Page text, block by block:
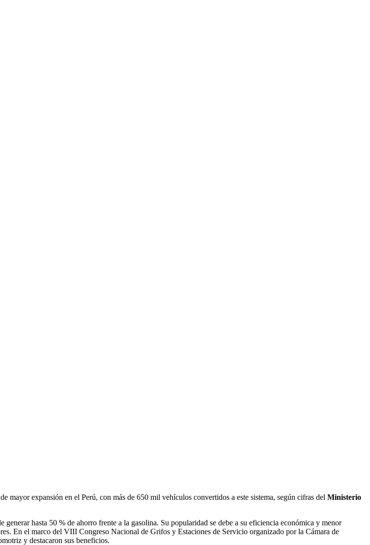
mayor expansión en el Perú, con más de 650 mil vehículos convertidos a este sistema, según cifras del Ministerio
hasta 50 % de ahorro frente a la gasolina. Su popularidad se debe a su eficiencia económica y menor
En el marco del VIII Congreso Nacional de Grifos y Estaciones de Servicio organizado por la Cámara de
y destacaron sus beneficios.